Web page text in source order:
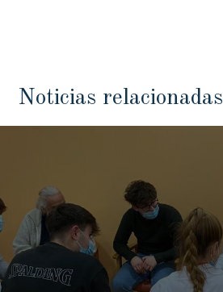
Noticias relacionadas